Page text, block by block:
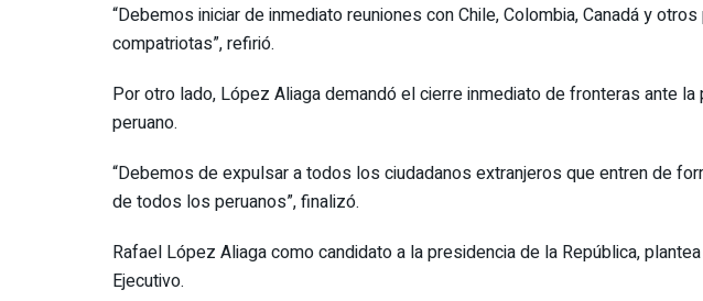
“Debemos iniciar de inmediato reuniones con Chile, Colombia, Canadá y
compatriotas”, refirió.
Por otro lado, López Aliaga demandó el cierre inmediato de fronteras ante
peruano.
“Debemos de expulsar a todos los ciudadanos extranjeros que entren de
de todos los peruanos”, finalizó.
Rafael López Aliaga como candidato a la presidencia de la República,
Ejecutivo.